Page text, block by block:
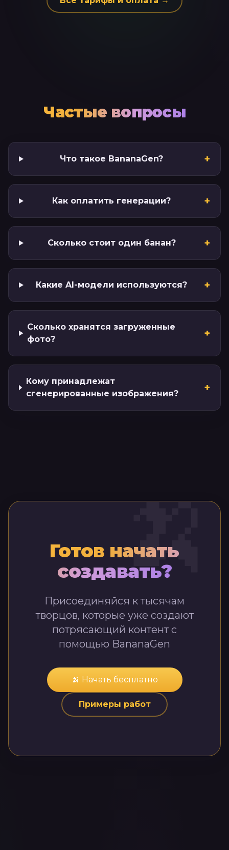
Частые вопросы
Что такое BananaGen? +
Как оплатить генерации? +
Сколько стоит один банан? +
Какие AI-модели используются? +
Сколько хранятся загруженные
фото?
+
Кому принадлежат
сгенерированные изображения?
+
🍌
Готов начать
создавать?
Присоединяйся к тысячам
творцов, которые уже создают
потрясающий контент с
помощью BananaGen
🍌 Начать бесплатно
Примеры работ